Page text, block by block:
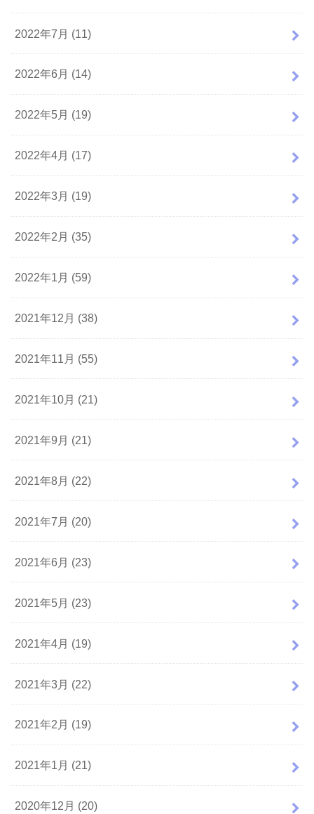
2022年7月 (11)
2022年6月 (14)
2022年5月 (19)
2022年4月 (17)
2022年3月 (19)
2022年2月 (35)
2022年1月 (59)
2021年12月 (38)
2021年11月 (55)
2021年10月 (21)
2021年9月 (21)
2021年8月 (22)
2021年7月 (20)
2021年6月 (23)
2021年5月 (23)
2021年4月 (19)
2021年3月 (22)
2021年2月 (19)
2021年1月 (21)
2020年12月 (20)